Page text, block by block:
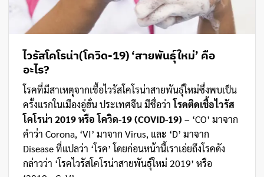
ไวรัสโคโรน่า(โควิด-19) ‘สายพันธุ์ใหม่’ คือ
อะไร?
โรคที่มีสาเหตุจากเชื้อไวรัสโคโรน่าสายพันธุ์ใหม่ซึ่งพบเป็น
ครั้งแรกในเมืองอู่ฮั่น ประเทศจีน มีชื่อว่าโรคติดเชื้อไวรัส
โคโรน่า 2019 หรือ โควิด-19(COVID-19) – ‘CO’ มาจาก
คำว่า Corona, ‘VI’ มาจาก Virus, และ ‘D’ มาจาก
Disease ที่แปลว่า ‘โรค’ โดยก่อนหน้านี้เราเอ่ยถึงโรคดัง
กล่าวว่า ‘โรคไวรัสโคโรน่าสายพันธุ์ใหม่ 2019’ หรือ